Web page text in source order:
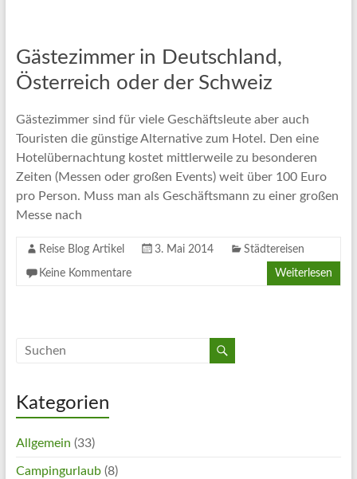
Gästezimmer in Deutschland,
Österreich oder der Schweiz
Gästezimmer sind für viele Geschäftsleute aber auch
Touristen die günstige Alternative zum Hotel. Den eine
Hotelübernachtung kostet mittlerweile zu besonderen
Zeiten (Messen oder großen Events) weit über 100 Euro
pro Person. Muss man als Geschäftsmann zu einer großen
Messe nach
Reise Blog Artikel 3. Mai 2014 Städtereisen
Keine Kommentare Weiterlesen
Kategorien
Allgemein (33)
Campingurlaub(8)